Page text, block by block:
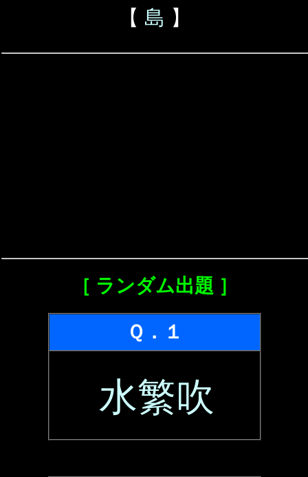
【 島 】
［ ランダム出題 ］
Ｑ．１
水繁吹